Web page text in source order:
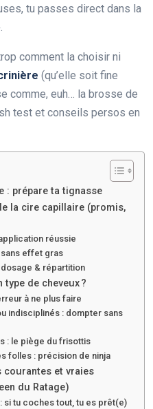
tu passes direct dans la
.
comment la choisir ni
(qu’elle soit fine
comme, euh… la brosse de
test et conseils persos en
: prépare ta tignasse
la cire capillaire (promis,
réussie
effet gras
& répartition
de cheveux ?
à ne plus faire
indisciplinés : dompter sans
: le piège du frisottis
folles : précision de ninja
courantes et vraies
du Ratage)
si tu coches tout, tu es prêt(e)